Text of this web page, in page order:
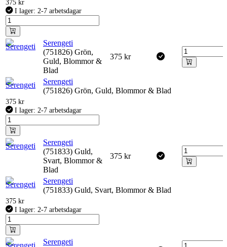
375 kr
I lager: 2-7 arbetsdagar
Serengeti
(751826) Grön,
Guld, Blommor &
Blad
375 kr
Serengeti
(751826) Grön, Guld, Blommor & Blad
375 kr
I lager: 2-7 arbetsdagar
Serengeti
(751833) Guld,
Svart, Blommor &
Blad
375 kr
Serengeti
(751833) Guld, Svart, Blommor & Blad
375 kr
I lager: 2-7 arbetsdagar
Serengeti